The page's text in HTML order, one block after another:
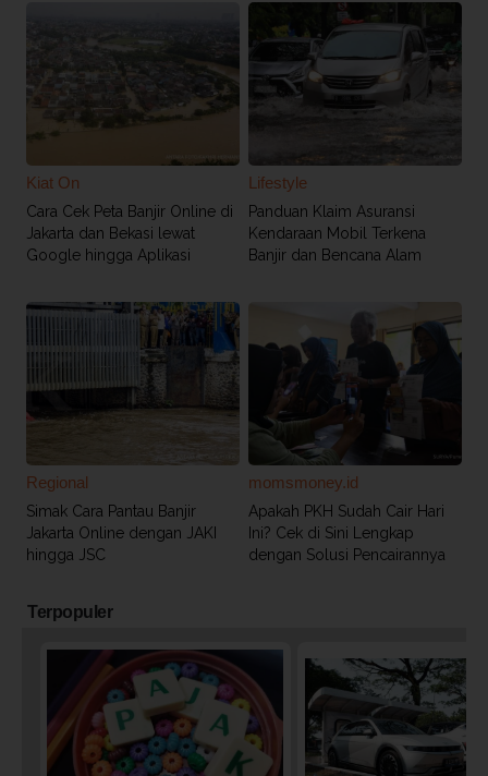
Kiat On
Cara Cek Peta Banjir Online di
Jakarta dan Bekasi lewat
Google hingga Aplikasi
Lifestyle
Panduan Klaim Asuransi
Kendaraan Mobil Terkena
Banjir dan Bencana Alam
Regional
Simak Cara Pantau Banjir
Jakarta Online dengan JAKI
hingga JSC
momsmoney.id
Apakah PKH Sudah Cair Hari
Ini? Cek di Sini Lengkap
dengan Solusi Pencairannya
Terpopuler